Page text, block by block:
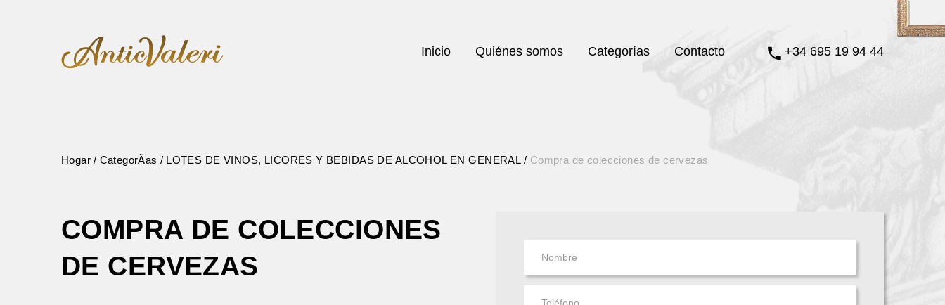
Inicio Quiénes somos Categorías Contacto +34 695 19 94 44
Hogar CategorÃ­as LOTES DE VINOS, LICORES Y BEBIDAS DE ALCOHOL EN GENERAL Compra de colecciones de cervezas
COMPRA DE COLECCIONES
DE CERVEZAS